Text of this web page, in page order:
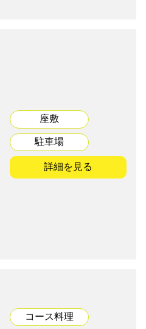
座敷
駐車場
詳細を見る
コース料理